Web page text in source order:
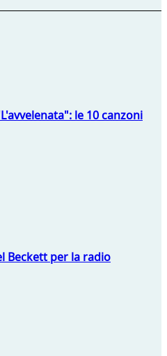
le 10 canzoni
Beckett per la radio